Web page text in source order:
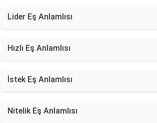
Lider Eş Anlamlısı
Hızlı Eş Anlamlısı
İstek Eş Anlamlısı
Nitelik Eş Anlamlısı